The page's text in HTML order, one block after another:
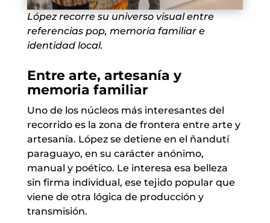
López recorre su universo visual entre
referencias pop, memoria familiar e
identidad local.
Entre arte, artesanía y
memoria familiar
Uno de los núcleos más interesantes del
recorrido es la zona de frontera entre arte y
artesanía. López se detiene en el ñandutí
paraguayo, en su carácter anónimo,
manual y poético. Le interesa esa belleza
sin firma individual, ese tejido popular que
viene de otra lógica de producción y
transmisión.